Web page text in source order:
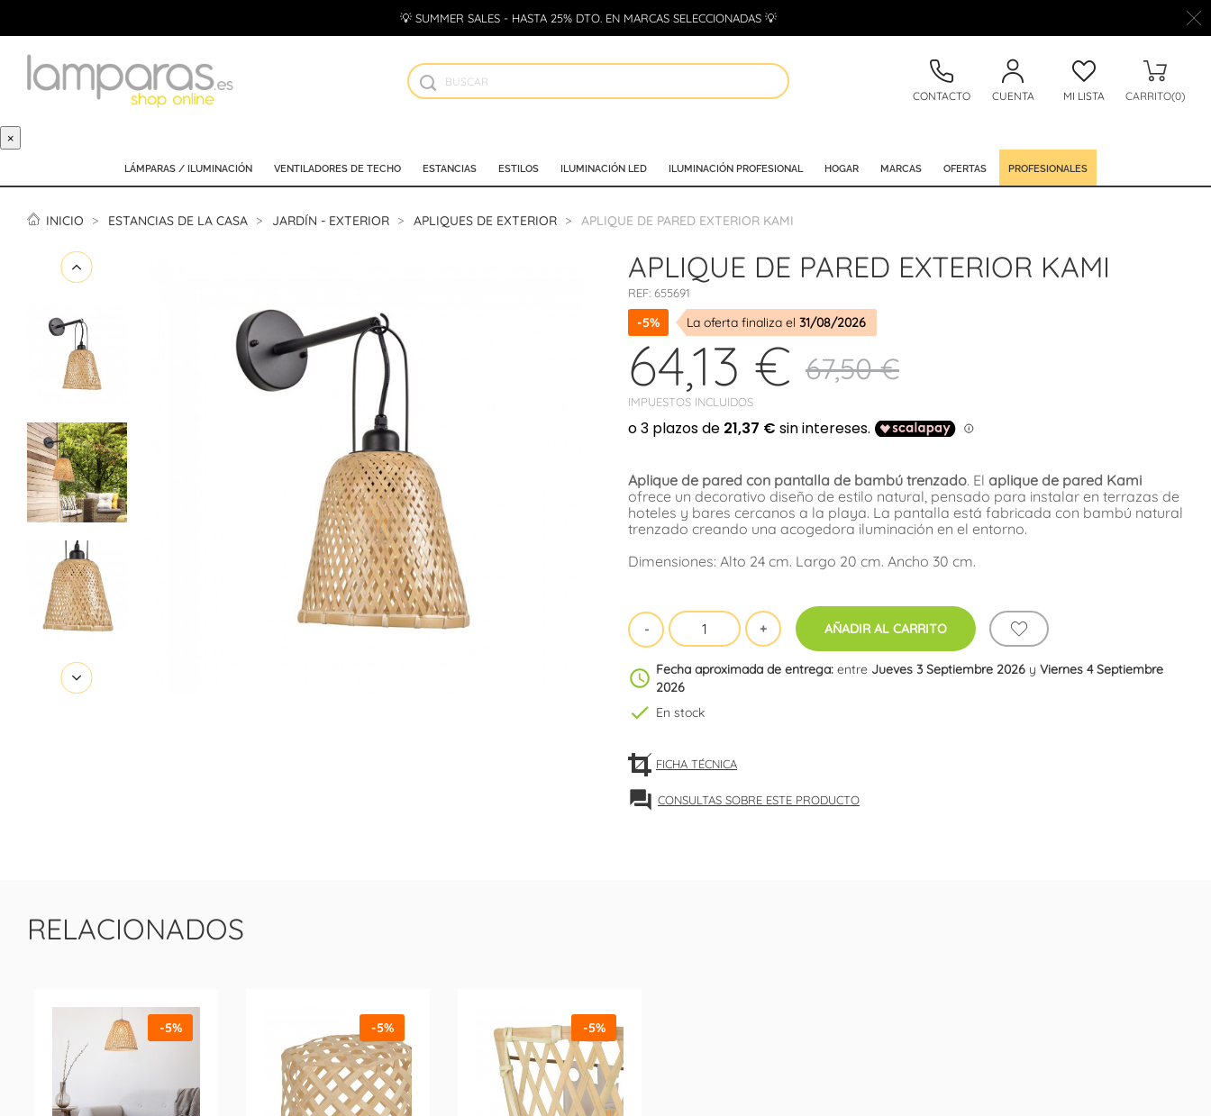
💡 SUMMER SALES - HASTA 25% DTO. EN MARCAS SELECCIONADAS 💡
CONTACTO CUENTA MI LISTA CARRITO(0)
×
LÁMPARAS / ILUMINACIÓN VENTILADORES DE TECHO ESTANCIAS ESTILOS ILUMINACIÓN LED ILUMINACIÓN PROFESIONAL HOGAR MARCAS OFERTAS PROFESIONALES
INICIO ESTANCIAS DE LA CASA JARDÍN - EXTERIOR APLIQUES DE EXTERIOR APLIQUE DE PARED EXTERIOR KAMI
APLIQUE DE PARED EXTERIOR KAMI
REF: 655691
-5% La oferta finaliza el 31/08/2026
64,13 €
IMPUESTOS INCLUIDOS
67,50 €
Aplique de pared con pantalla de bambú trenzado. El aplique de pared Kami
ofrece un decorativo diseño de estilo natural, pensado para instalar en terrazas de
hoteles y bares cercanos a la playa. La pantalla está fabricada con bambú natural
trenzado creando una acogedora iluminación en el entorno.
Dimensiones: Alto 24 cm. Largo 20 cm. Ancho 30 cm.
AÑADIR AL CARRITO
schedule Fecha aproximada de entrega: entre Jueves 3 Septiembre 2026 y Viernes 4 Septiembre
2026
check En stock
FICHA TÉCNICA
forum CONSULTAS SOBRE ESTE PRODUCTO
RELACIONADOS
-5% -5% -5%